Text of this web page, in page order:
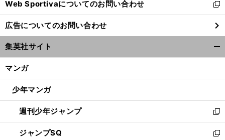
く
Web Sportivaについてのお問い合わせ
新
し
い
ウ
ィ
ン
ウ
開
く
広告についてのお問い合わせ
集英社サイト
マンガ
少年マンガ
週刊少年ジャンプ
新
し
い
ジャンプSQ
新